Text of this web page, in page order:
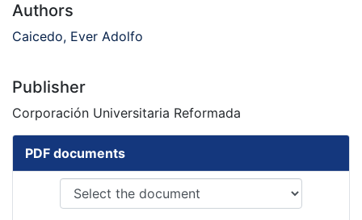
Authors
Caicedo, Ever Adolfo
Publisher
Corporación Universitaria Reformada
PDF documents